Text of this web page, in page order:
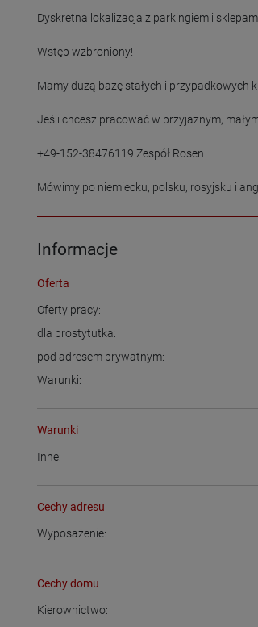
Dyskretna lokalizacja z parkingiem i
Wstęp wzbroniony!
Mamy dużą bazę stałych i przypadkowych
Jeśli chcesz pracować w przyjaznym,
+49-152-38476119 Zespół Rosen
Mówimy po niemiecku, polsku, rosyjsku i
Informacje
Oferta
Oferty pracy:
dla prostytutka:
pod adresem prywatnym:
Warunki:
Warunki
Inne:
Cechy adresu
Wyposażenie:
Cechy domu
Kierownictwo: